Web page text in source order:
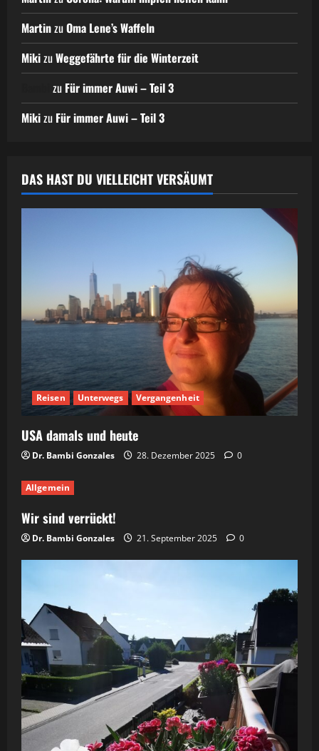
MartinzuOma Lene’s Waffeln
MikizuWeggefährte für die Winterzeit
zu Für immer Auwi – Teil 3
Mikizu Für immer Auwi – Teil 3
DAS HAST DU VIELLEICHT VERSÄUMT
Reisen Unterwegs Vergangenheit
USA damals und heute
Dr. Bambi Gonzales 28. Dezember 2025 0
Allgemein
Wir sind verrückt!
Dr. Bambi Gonzales 21. September 2025 0